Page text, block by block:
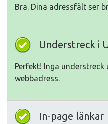
Bra. Dina adressfält ser
Understreck i
Perfekt! Inga
webbadress.
In-page länkar